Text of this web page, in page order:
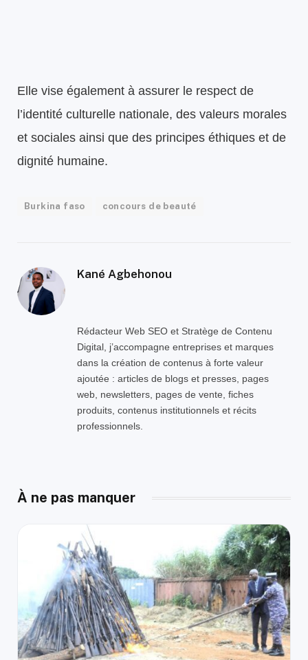
Elle vise également à assurer le respect de
l’identité culturelle nationale, des valeurs morales
et sociales ainsi que des principes éthiques et de
dignité humaine.
Burkina faso concours de beauté
Kané Agbehonou
Rédacteur Web SEO et Stratège de Contenu
Digital, j’accompagne entreprises et marques
dans la création de contenus à forte valeur
ajoutée : articles de blogs et presses, pages
web, newsletters, pages de vente, fiches
produits, contenus institutionnels et récits
professionnels.
À ne pas manquer